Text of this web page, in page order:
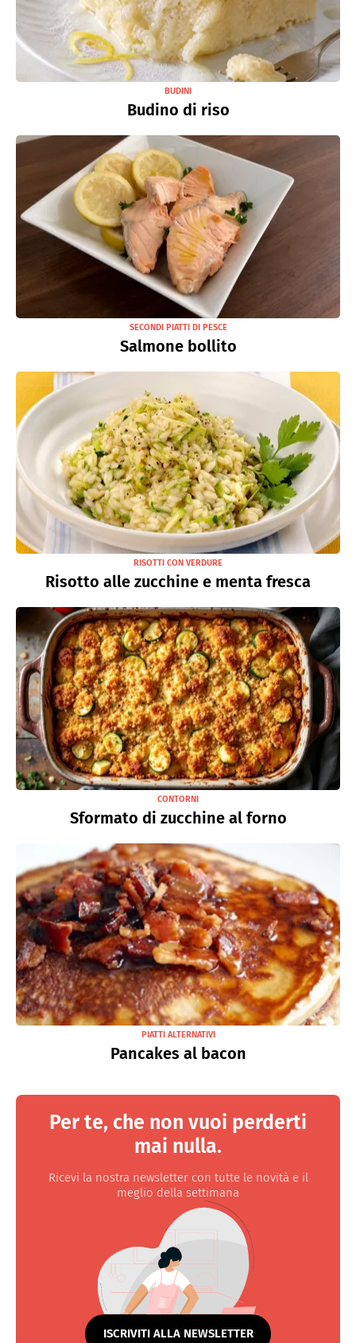
BUDINI
Budino di riso
SECONDI PIATTI DI PESCE
Salmone bollito
RISOTTI CON VERDURE
Risotto alle zucchine e menta fresca
CONTORNI
Sformato di zucchine al forno
PIATTI ALTERNATIVI
Pancakes al bacon
Per te, che non vuoi perderti
mai nulla.
Ricevi la nostra newsletter con tutte le novità e il
meglio della settimana
ISCRIVITI ALLA NEWSLETTER